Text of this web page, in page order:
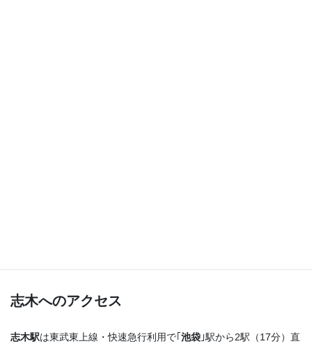
志木へのアクセス
志木駅は東武東上線・快速急行利用で｢ 池袋 ｣駅から2駅（17分）直